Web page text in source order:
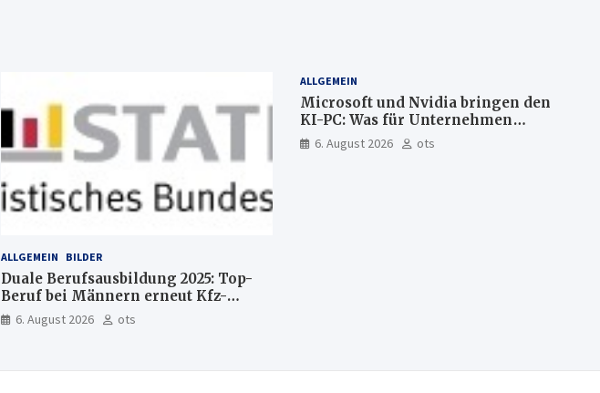
ALLGEMEIN BILDER
Duale Berufsausbildung 2025: Top-
Beruf bei Männern erneut Kfz-
Mechatroniker, bei Frauen
medizinische Fachangestellte
6. August 2026 ots
ALLGEMEIN
Microsoft und Nvidia bringen den
KI-PC: Was für Unternehmen
künftig direkt auf Ihrem Computer
läuft und was weiter in der Cloud
6. August 2026 ots